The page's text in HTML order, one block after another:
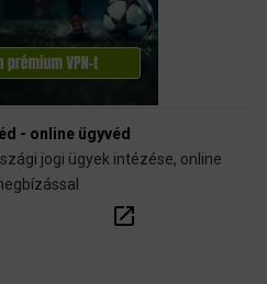
- online ügyvéd
jogi ügyek intézése, online
open_in_new